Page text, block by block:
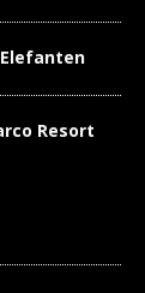
Resort